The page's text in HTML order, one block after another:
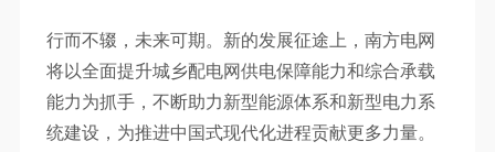
行而不辍，未来可期。新的发展征途上，南方电网
将以全面提升城乡配电网供电保障能力和综合承载
能力为抓手，不断助力新型能源体系和新型电力系
统建设，为推进中国式现代化进程贡献更多力量。